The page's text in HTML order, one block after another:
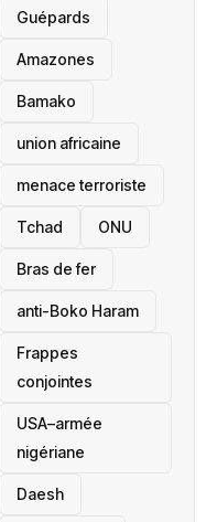
Guépards
Amazones
Bamako
union africaine
menace terroriste
‎Tchad ONU
Bras de fer
anti-Boko Haram
Frappes
conjointes
USA–armée
nigériane
Daesh